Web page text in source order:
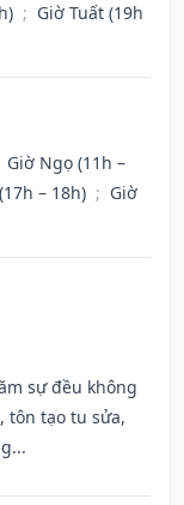
; Giờ Tuất (19h
Giờ Ngọ (11h –
– 18h) ; Giờ
sự đều không
tôn tạo tu sửa,